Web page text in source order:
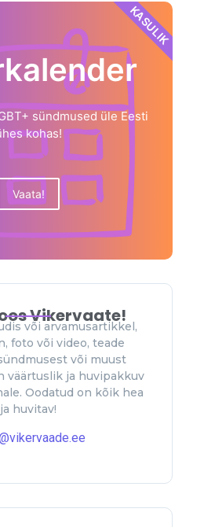
sündmused üle Eesti
kohas!
Vaata!
KASULIK
Vikervaate!
või arvamusartikkel,
foto või video, teade
või muust
väärtuslik ja huvipakkuv
Oodatud on kõik hea
ja huvitav!